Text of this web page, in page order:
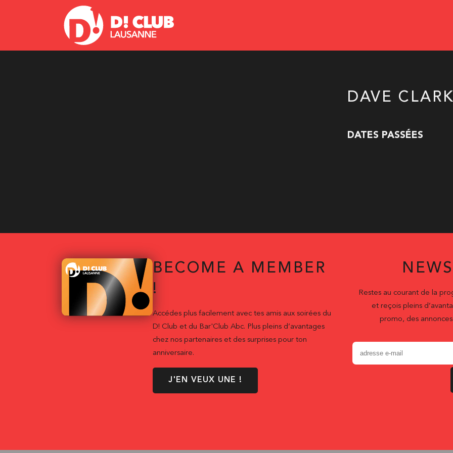
DAVE
DATES PASSÉES
BECOME A MEMBER
!
Accédes plus facilement avec tes amis aux soirées du
D! Club et du Bar'Club Abc. Plus pleins d’avantages
chez nos partenaires et des surprises pour ton
anniversaire.
J'EN VEUX UNE !
Restes au courant de la
et reçois pleins
promo, des